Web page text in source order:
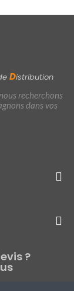
Distribution
recherchons
dans vos
?